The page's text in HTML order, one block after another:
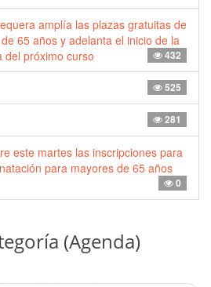
amplía las plazas gratuitas de
65 años y adelanta el inicio de la
del próximo curso
432
525
281
este martes las inscripciones para
para mayores de 65 años
0
(Agenda)